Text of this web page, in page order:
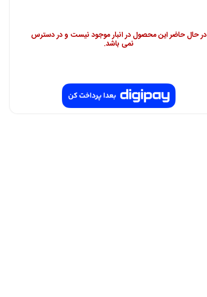
در حال حاضر این محصول در انبار موجود نیست و در دسترس
نمی باشد.